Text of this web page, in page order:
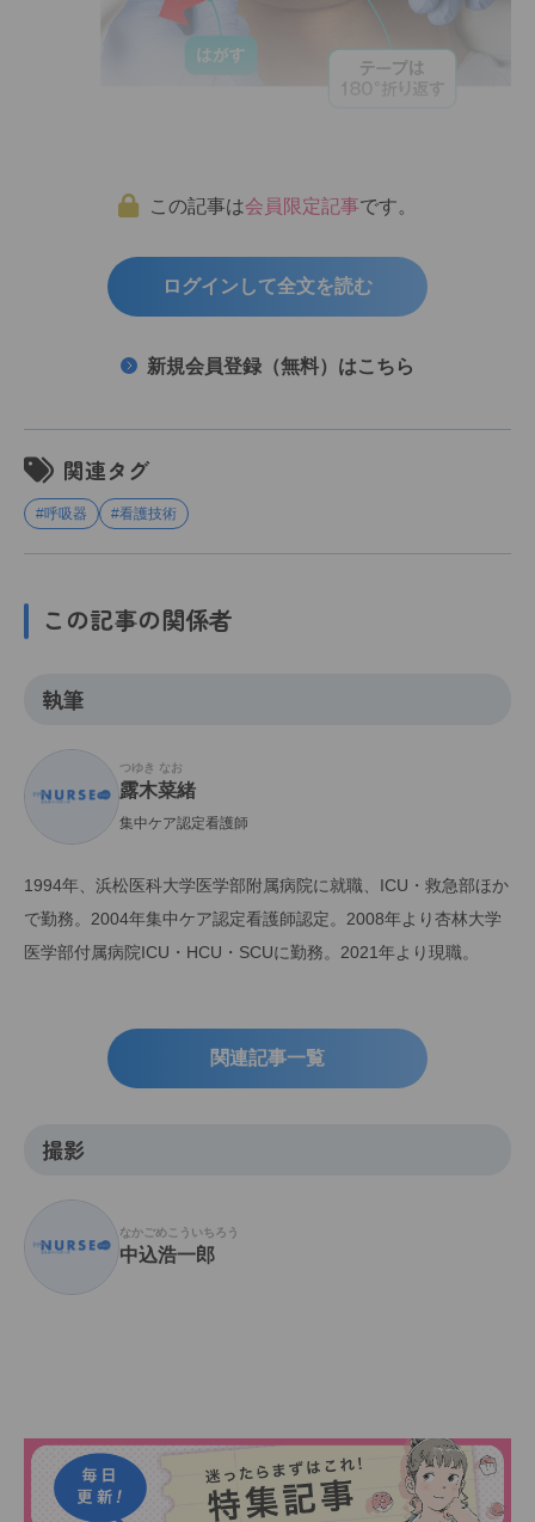
この記事は会員限定記事です。
ログインして全文を読む
新規会員登録（無料）はこちら
関連タグ
#呼吸器 #看護技術
この記事の関係者
執筆
つゆき なお
露木菜緒
集中ケア認定看護師
1994年、浜松医科大学医学部附属病院に就職、ICU・救急部ほか
で勤務。2004年集中ケア認定看護師認定。2008年より杏林大学
医学部付属病院ICU・HCU・SCUに勤務。2021年より現職。
関連記事一覧
撮影
なかごめこういちろう
中込浩一郎